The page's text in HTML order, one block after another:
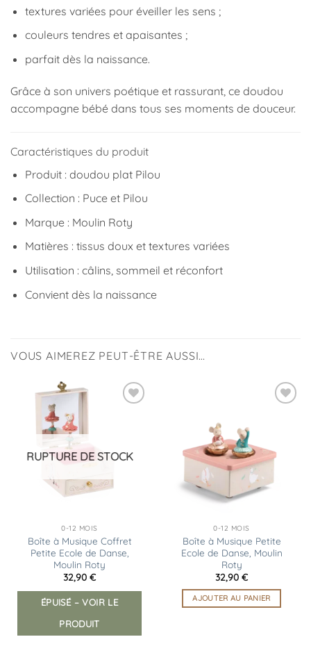
textures variées pour éveiller les sens ;
couleurs tendres et apaisantes ;
parfait dès la naissance.
Grâce à son univers poétique et rassurant, ce doudou
accompagne bébé dans tous ses moments de douceur.
Caractéristiques du produit
Produit : doudou plat Pilou
Collection : Puce et Pilou
Marque : Moulin Roty
Matières : tissus doux et textures variées
Utilisation : câlins, sommeil et réconfort
Convient dès la naissance
VOUS AIMEREZ PEUT-ÊTRE AUSSI…
RUPTURE DE STOCK
0-12 MOIS
Boîte à Musique Coffret
Petite Ecole de Danse,
Moulin Roty
32,90 €
ÉPUISÉ – VOIR LE
PRODUIT
0-12 MOIS
Boîte à Musique Petite
Ecole de Danse, Moulin
Roty
32,90 €
AJOUTER AU PANIER